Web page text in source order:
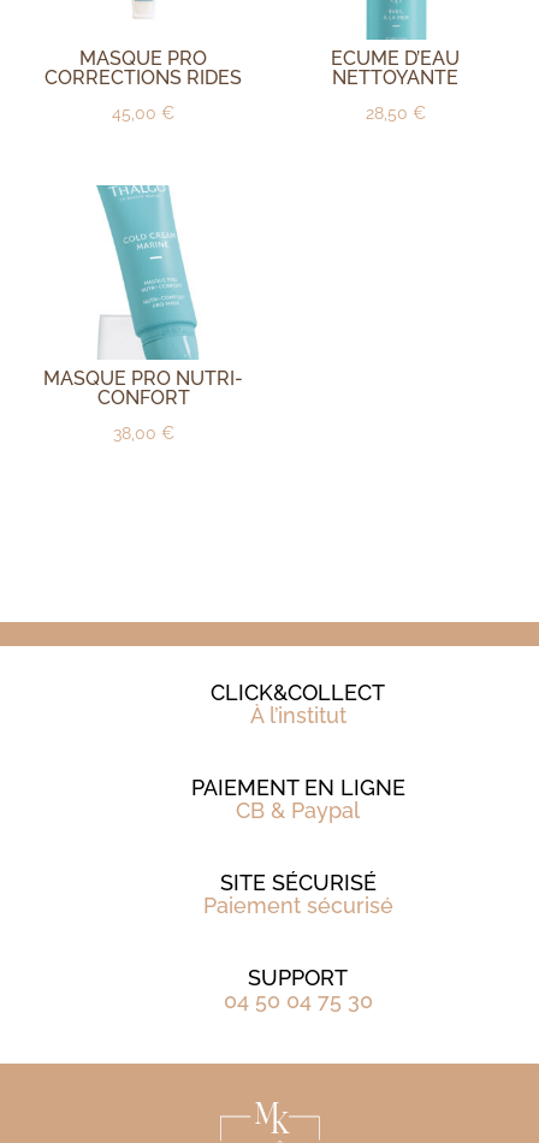
MASQUE PRO
CORRECTIONS RIDES
45,00€
ECUME D’EAU
NETTOYANTE
28,50 €
MASQUE PRO NUTRI-
CONFORT
38,00 €
CLICK&COLLECT
À l’institut
PAIEMENT EN LIGNE
CB & Paypal
SITE SÉCURISÉ
Paiement sécurisé
SUPPORT
04 50 04 75 30